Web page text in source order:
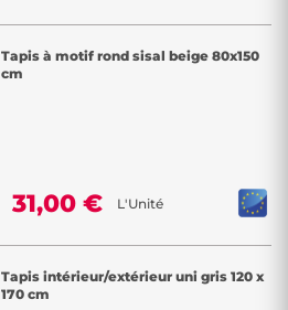
Tapis à motif rond sisal beige 80x150
cm
31,00 € L'Unité
Tapis intérieur/extérieur uni gris 120 x
170 cm